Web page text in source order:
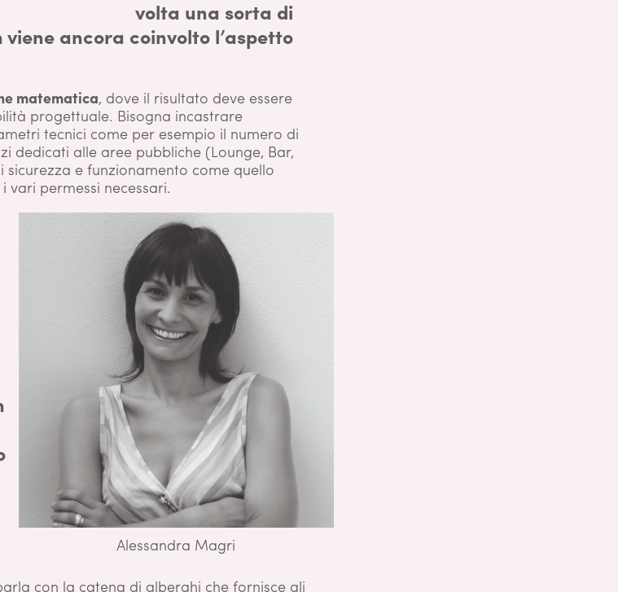
volta una sorta di
ancora coinvolto l’aspetto
matematica, dove il risultato deve essere
progettuale. Bisogna incastrare
tecnici come per esempio il numero di
dedicati alle aree pubbliche (Lounge, Bar,
sicurezza e funzionamento come quello
vari permessi necessari.
Alessandra Magri
con la catena di alberghi che fornisce gli